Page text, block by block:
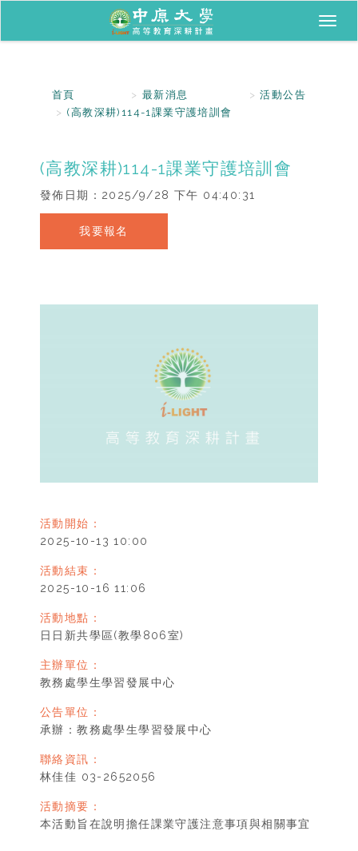
首頁 最新消息
活動公告
(高教深耕)114-1課業守護培訓會
(高教深耕)114-1課業守護培訓會
發佈日期： 2025/9/28 下午 04:40:31
我要報名
活動開始：
2025-10-13 10:00
活動結束：
2025-10-16 11:06
活動地點：
日日新共學區(教學806室)
主辦單位：
教務處學生學習發展中心
公告單位：
承辦：教務處學生學習發展中心
聯絡資訊：
林佳佳 03-2652056
活動摘要：
本活動旨在說明擔任課業守護注意事項與相關事宜